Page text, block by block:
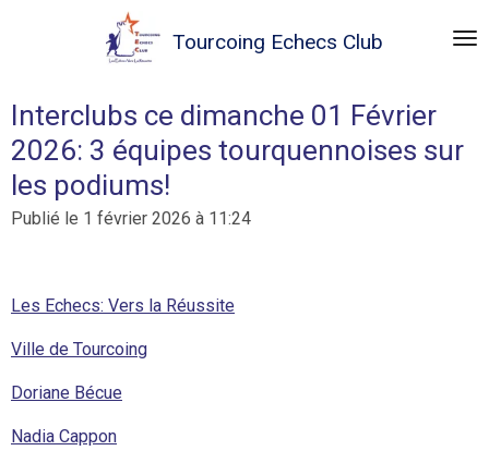
principal
Tourcoing Echecs Club
Interclubs ce dimanche 01 Février
2026: 3 équipes tourquennoises sur
les podiums!
Publié le 1 février 2026 à 11:24
Les Echecs: Vers la Réussite
Ville de Tourcoing
Doriane Bécue
Nadia Cappon